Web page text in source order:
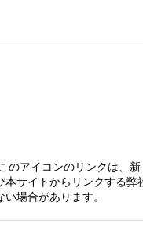
このアイコンのリンクは、
本サイトからリンクする
場合があります。